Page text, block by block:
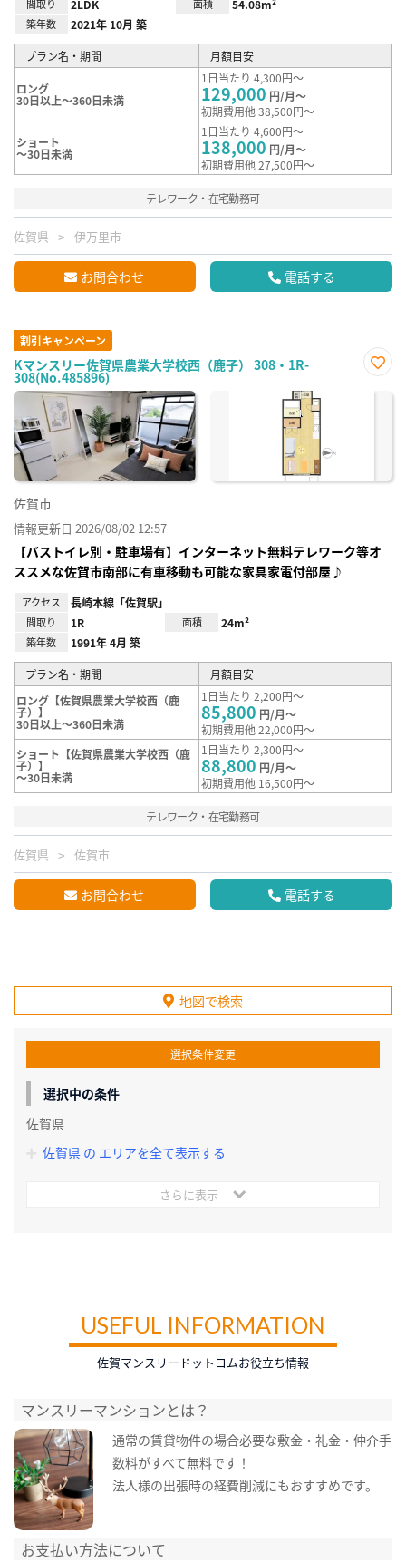
間取り 2LDK 面積 54.08m²
築年数 2021年 10月 築
プラン名・期間 月額目安
ロング
30日以上～360日未満
1日当たり 4,300円～
129,000 円/月～
初期費用他 38,500円～
ショート
～30日未満
1日当たり 4,600円～
138,000 円/月～
初期費用他 27,500円～
テレワーク・在宅勤務可
佐賀県 伊万里市
お問合わせ 電話する
割引キャンペーン
Kマンスリー佐賀県農業大学校西（鹿子） 308・1R-
308(No.485896)
に入
佐賀市
情報更新日 2026/08/02 12:57
【バストイレ別・駐車場有】インターネット無料テレワーク等オ
ススメな佐賀市南部に有車移動も可能な家具家電付部屋♪
アクセス 長崎本線「佐賀駅」
間取り 1R 面積 24m²
築年数 1991年 4月 築
プラン名・期間
月額目安
ロング【佐賀県農業大学校西（鹿
子）】
30日以上～360日未満
1日当たり 2,200円～
85,800 円/月～
初期費用他 22,000円～
ショート【佐賀県農業大学校西（鹿
子）】
～30日未満
1日当たり 2,300円～
88,800 円/月～
初期費用他 16,500円～
テレワーク・在宅勤務可
佐賀県 佐賀市
お問合わせ 電話する
地図で検索
選択条件変更
選択中の条件
佐賀県
佐賀県 の エリアを全て表示する
さらに表示
USEFUL INFORMATION
佐賀マンスリードットコムお役立ち情報
マンスリーマンションとは？
通常の賃貸物件の場合必要な敷金・礼金・仲介手
数料がすべて無料です！
法人様の出張時の経費削減にもおすすめです。
お支払い方法について